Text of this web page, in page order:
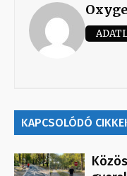
KAPCSOLÓDÓ